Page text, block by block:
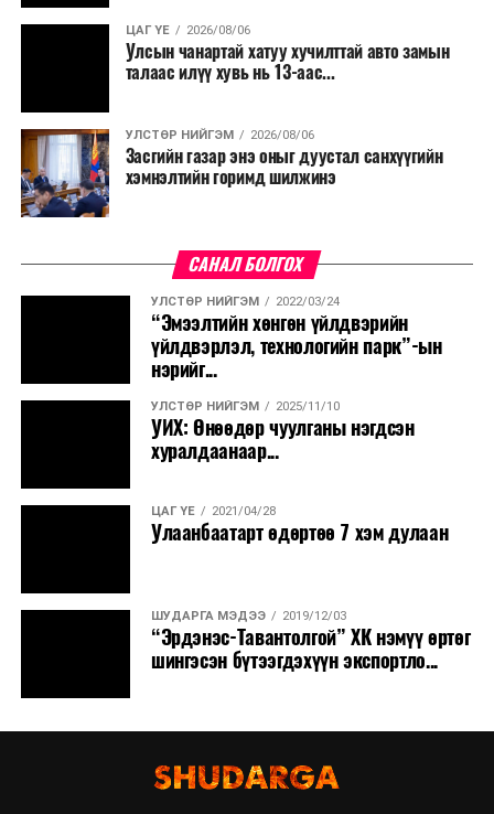
сургалтыг цахим хэлбэрт шилжүүлэх, төрийн албан
хаагчдыг зарим өдрүүдэд цахимаар ажиллуулах арга
хэмжээг үргэлжлүүлэхийг үүрэг болголоо.
Төсвийн сахилга бат сайжирч, эдийн засгийн нөхцөл
байдал хэвийн болсон тохиолдолд эдгээр
хязгаарлалтыг үе шаттайгаар сулруулах юм.
ЦАГ ҮЕ 2026/08/06
Улсын чанартай хатуу хучилттай авто замын
талаас илүү хувь нь 13-аас...
УЛСТӨР НИЙГЭМ 2026/08/06
Засгийн газар энэ оныг дуустал санхүүгийн
хэмнэлтийн горимд шилжинэ
САНАЛ БОЛГОХ
УЛСТӨР НИЙГЭМ 2022/03/24
“Эмээлтийн хөнгөн үйлдвэрийн
үйлдвэрлэл, технологийн парк”-ын
нэрийг...
УЛСТӨР НИЙГЭМ 2025/11/10
УИХ: Өнөөдөр чуулганы нэгдсэн
хуралдаанаар...
ЦАГ ҮЕ 2021/04/28
Улаанбаатарт өдөртөө 7 хэм дулаан
ШУДАРГА МЭДЭЭ 2019/12/03
“Эрдэнэс-Тавантолгой” ХК нэмүү өртөг
шингэсэн бүтээгдэхүүн экспортло...